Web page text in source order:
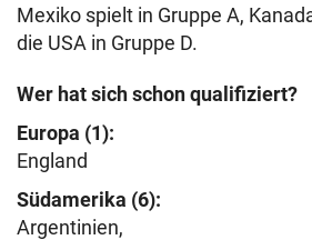
Mexiko spielt in Gruppe A,
die USA in Gruppe D.
Wer hat sich schon qualifiziert?
Europa (1):
England
Südamerika (6):
Argentinien,